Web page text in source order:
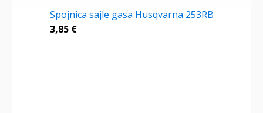
Spojnica sajle gasa Husqvarna 253RB
3,85 €